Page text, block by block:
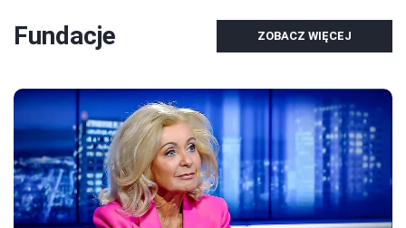
Fundacje ZOBACZ WIĘCEJ